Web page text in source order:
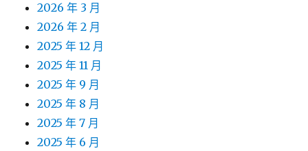
2026 年 3 月
2026 年 2 月
2025 年 12 月
2025 年 11 月
2025 年 9 月
2025 年 8 月
2025 年 7 月
2025 年 6 月